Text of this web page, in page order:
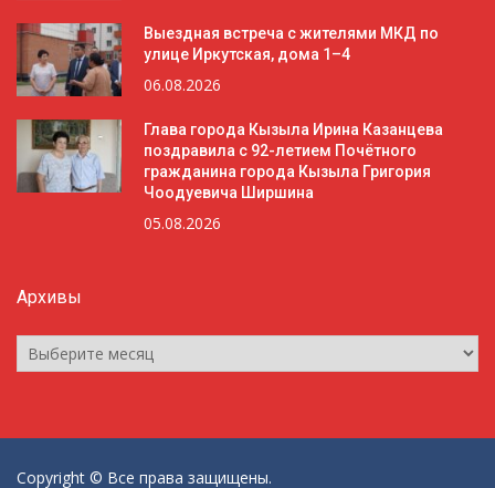
Выездная встреча с жителями МКД по
улице Иркутская, дома 1–4
06.08.2026
Глава города Кызыла Ирина Казанцева
поздравила с 92-летием Почётного
гражданина города Кызыла Григория
Чоодуевича Ширшина
05.08.2026
Архивы
Архивы
Copyright © Все права защищены.